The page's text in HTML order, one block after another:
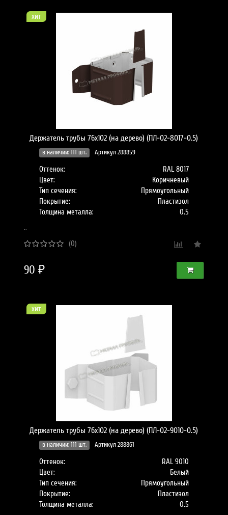
хит
Держатель трубы 76х102 (на дерево) (ПЛ-02-8017-0.5)
в наличии: 111 шт. Артикул 288859
Оттенок:
RAL 8017
Цвет:
Коричневый
Тип сечения:
Прямоугольный
Покрытие:
Пластизол
Толщина металла:
0.5
..
(0)
90 ₽
хит
Держатель трубы 76х102 (на дерево) (ПЛ-02-9010-0.5)
в наличии: 111 шт. Артикул 288861
Оттенок:
RAL 9010
Цвет:
Белый
Тип сечения:
Прямоугольный
Покрытие:
Пластизол
Толщина металла:
0.5